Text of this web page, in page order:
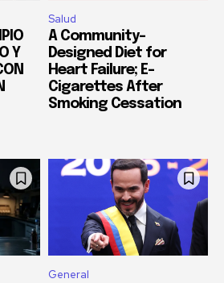
Y
Salud
A Community-
Designed Diet for
Heart Failure; E-
Cigarettes After
Smoking Cessation
General